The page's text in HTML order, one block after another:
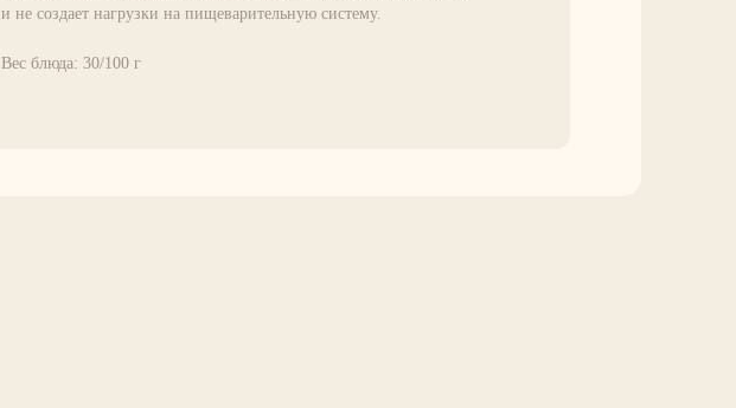
и не создает нагрузки на пищеварительную систему.
Вес блюда: 30/100 г